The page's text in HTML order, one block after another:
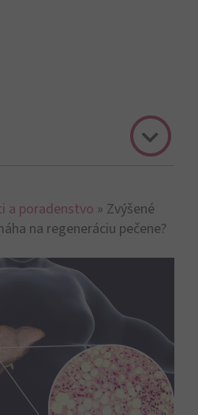
a poradenstvo » Zvýšené
na regeneráciu pečene?